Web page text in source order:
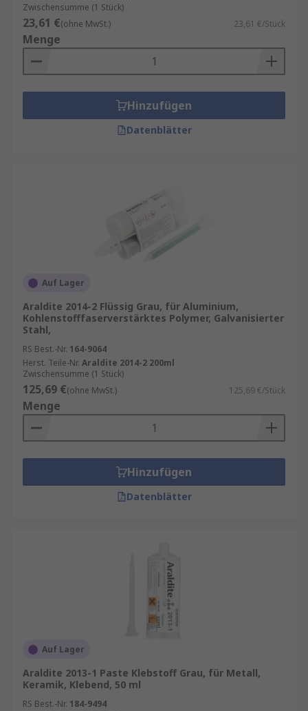
Zwischensumme (1 Stück)
23,61 €(ohne MwSt.) 23,61 €/Stück
Menge
Hinzufügen
Datenblätter
Auf Lager
Araldite 2014-2 Flüssig Grau, für Aluminium,
Kohlenstofffaserverstärktes Polymer, Galvanisierter
Stahl,
RS Best.-Nr. 164-9064
Herst. Teile-Nr. Araldite 2014-2 200ml
Zwischensumme (1 Stück)
125,69 €(ohne MwSt.) 125,69 €/Stück
Menge
Hinzufügen
Datenblätter
Auf Lager
Araldite 2013-1 Paste Klebstoff Grau, für Metall,
Keramik, Klebend, 50 ml
RS Best.-Nr. 184-9494